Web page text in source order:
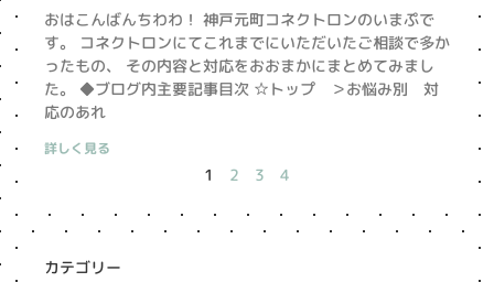
おはこんばんちわわ！ 神戸元町コネクトロンのいまぷで
す。 コネクトロンにてこれまでにいただいたご相談で多か
ったもの、 その内容と対応をおおまかにまとめてみまし
た。 ◆ブログ内主要記事目次 ☆トップ ＞お悩み別 対
応のあれ
詳しく見る
1 2 3 4
カテゴリー